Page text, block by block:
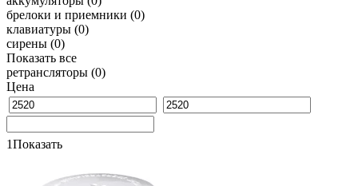
брелоки и приемники (0)
клавиатуры (0)
сирены (0)
Показать все
ретрансляторы (0)
Цена
1Показать